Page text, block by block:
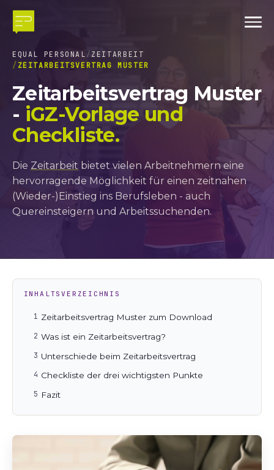
EQUAL PERSONAL
ZEITARBEIT
ZEITARBEITSVERTRAG MUSTER
Zeitarbeitsvertrag Muster
- iGZ-Vorlage und
Checkliste.
Die Zeitarbeit bietet vielen Arbeitnehmern eine
hervorragende Möglichkeit für einen zeitnahen
(Wieder-)Einstieg ins Berufsleben - auch
Quereinsteigern und Arbeitssuchenden.
INHALTSVERZEICHNIS
Zeitarbeitsvertrag Muster zum Download
Was ist ein Zeitarbeitsvertrag?
Unterschiede beim Zeitarbeitsvertrag
Checkliste der drei wichtigsten Punkte
Fazit